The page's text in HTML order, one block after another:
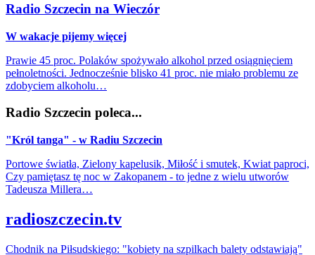
Radio Szczecin na Wieczór
W wakacje pijemy więcej
Prawie 45 proc. Polaków spożywało alkohol przed osiągnięciem
pełnoletności. Jednocześnie blisko 41 proc. nie miało problemu ze
zdobyciem alkoholu…
Radio Szczecin poleca...
"Król tanga" - w Radiu Szczecin
Portowe światła, Zielony kapelusik, Miłość i smutek, Kwiat paproci,
Czy pamiętasz tę noc w Zakopanem - to jedne z wielu utworów
Tadeusza Millera…
radioszczecin.tv
Chodnik na Piłsudskiego: "kobiety na szpilkach balety odstawiają"